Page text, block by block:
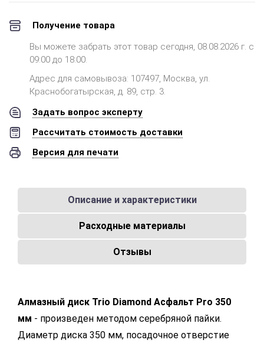
Получение товара
Вы можете забрать этот товар сегодня, 08.08.2026 г. с
09:00 до 18:00.
Адрес для самовывоза: 107497, Москва, ул.
Краснобогатырская, д. 89, стр. 3.
Задать вопрос эксперту
Рассчитать стоимость доставки
Версия для печати
Описание и характеристики
Расходные материалы
Отзывы
Алмазный диск Trio Diamond Асфальт Pro 350
мм - произведен методом серебряной пайки.
Диаметр диска 350 мм, посадочное отверстие